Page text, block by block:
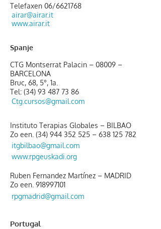
Telefaxen 06/6621768
airar@airar.it
www.airar.it
Spanje
CTG Montserrat Palacin – 08009 –
BARCELONA
Bruc, 68, 5°, 1a.
Tel: (34) 93 487 73 86
Ctg.cursos@gmail.com
Instituto Terapias Globales – BILBAO
Zo een. (34) 944 352 525 – 638 125 782
itgbilbao@gmail.com
www.rpgeuskadi.org
Ruben Fernandez Martínez – MADRID
Zo een. 918997101
rpgmadrid@gmail.com
Portugal